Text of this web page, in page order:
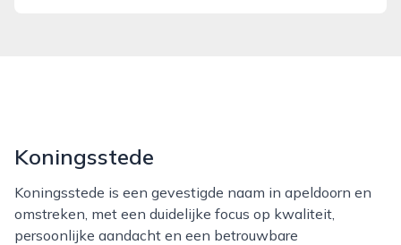
Koningsstede
Koningsstede is een gevestigde naam in apeldoorn en
omstreken, met een duidelijke focus op kwaliteit,
persoonlijke aandacht en een betrouwbare